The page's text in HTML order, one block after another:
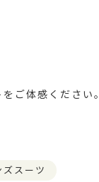
ご体感ください。
ズスーツ